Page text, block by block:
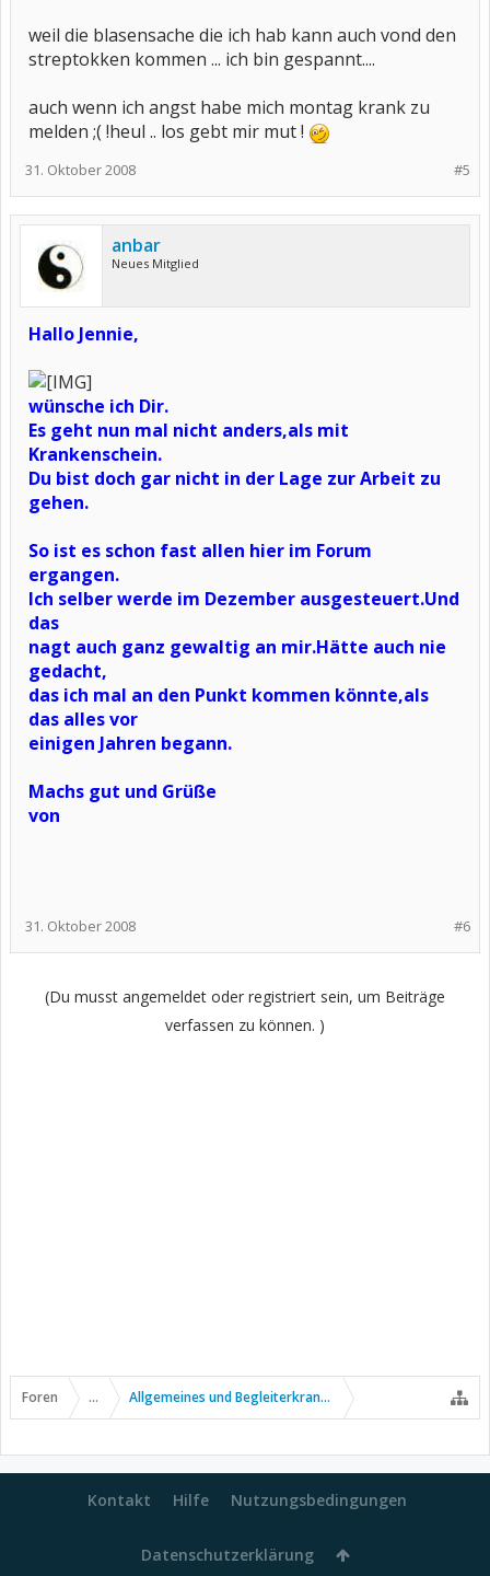
weil die blasensache die ich hab kann auch vond den
streptokken kommen ... ich bin gespannt....
auch wenn ich angst habe mich montag krank zu
melden ;( !heul .. los gebt mir mut !
#5
31. Oktober 2008
anbar
Neues Mitglied
Hallo Jennie,
wünsche ich Dir.
Es geht nun mal nicht anders,als mit
Krankenschein.
Du bist doch gar nicht in der Lage zur Arbeit zu
gehen.
So ist es schon fast allen hier im Forum
ergangen.
Ich selber werde im Dezember ausgesteuert.Und
das
nagt auch ganz gewaltig an mir.Hätte auch nie
gedacht,
das ich mal an den Punkt kommen könnte,als
das alles vor
einigen Jahren begann.
Machs gut und Grüße
von
#6
31. Oktober 2008
(Du musst angemeldet oder registriert sein, um Beiträge
verfassen zu können. )
Foren ... Allgemeines und Begleiterkrankungen
Kontakt Hilfe Nutzungsbedingungen
Datenschutzerklärung